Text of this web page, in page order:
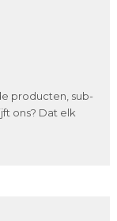
producten, sub-
ons? Dat elk